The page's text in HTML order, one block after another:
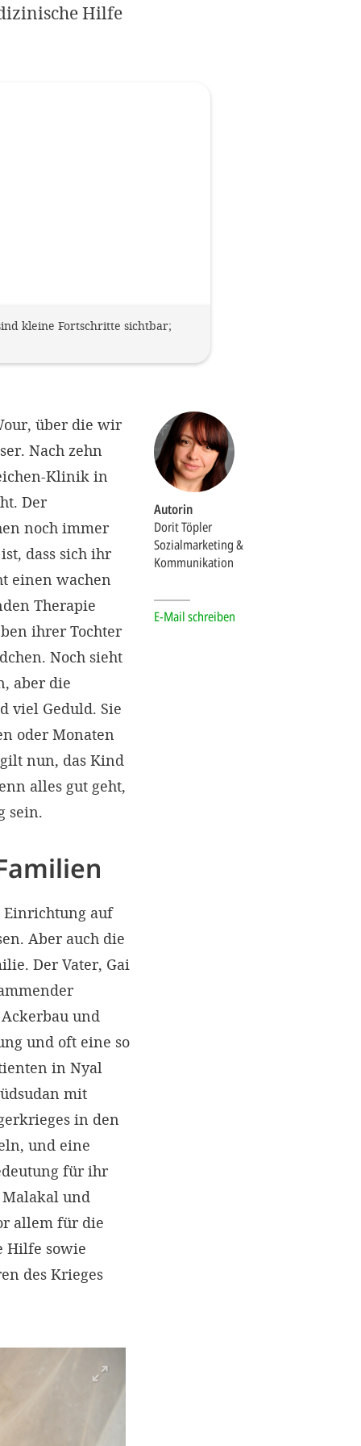
Hilfe
kleine Fortschritte sichtbar;
Autorin
Dorit Töpler
Sozialmarketing &
Kommunikation
E-Mail schreiben
über die wir
Nach zehn
Klinik in
Der
noch immer
dass sich ihr
einen wachen
Therapie
ihrer Tochter
Noch sieht
aber die
viel Geduld. Sie
oder Monaten
nun, das Kind
alles gut geht,
sein.
auf
Aber auch die
Der Vater, Gai
und
und oft eine so
in Nyal
mit
in den
und eine
für ihr
Malakal und
allem für die
Hilfe sowie
des Krieges